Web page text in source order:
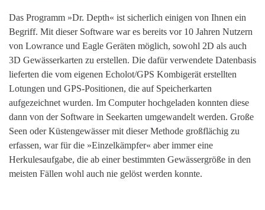
Das Programm »Dr. Depth« ist sicherlich einigen von Ihnen ein
Begriff. Mit dieser Software war es bereits vor 10 Jahren Nutzern
von Lowrance und Eagle Geräten möglich, sowohl 2D als auch
3D Gewässerkarten zu erstellen. Die dafür verwendete Datenbasis
lieferten die vom eigenen Echolot/GPS Kombigerät erstellten
Lotungen und GPS-Positionen, die auf Speicherkarten
aufgezeichnet wurden. Im Computer hochgeladen konnten diese
dann von der Software in Seekarten umgewandelt werden. Große
Seen oder Küstengewässer mit dieser Methode großflächig zu
erfassen, war für die »Einzelkämpfer« aber immer eine
Herkulesaufgabe, die ab einer bestimmten Gewässergröße in den
meisten Fällen wohl auch nie gelöst werden konnte.